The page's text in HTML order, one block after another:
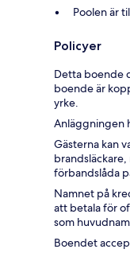
Poolen är
Policyer
Detta boende
boende är
yrke.
Anläggningen
Gästerna kan
förbandslåda
Namnet på
att betala för
som
Boendet